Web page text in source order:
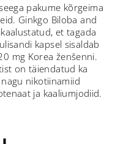
pakume kõrgeima
Ginkgo Biloba and
et tagada
kapsel sisaldab
mg Korea ženšenni.
on täiendatud ka
nikotiinamiid
ja kaaliumjodiid.